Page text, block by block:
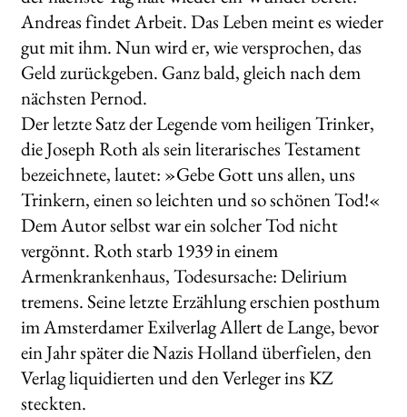
Andreas findet Arbeit. Das Leben meint es wieder
gut mit ihm. Nun wird er, wie versprochen, das
Geld zurückgeben. Ganz bald, gleich nach dem
nächsten Pernod.
Der letzte Satz der Legende vom heiligen Trinker,
die Joseph Roth als sein literarisches Testament
bezeichnete, lautet: »Gebe Gott uns allen, uns
Trinkern, einen so leichten und so schönen Tod!«
Dem Autor selbst war ein solcher Tod nicht
vergönnt. Roth starb 1939 in einem
Armenkrankenhaus, Todesursache: Delirium
tremens. Seine letzte Erzählung erschien posthum
im Amsterdamer Exilverlag Allert de Lange, bevor
ein Jahr später die Nazis Holland überfielen, den
Verlag liquidierten und den Verleger ins KZ
steckten.